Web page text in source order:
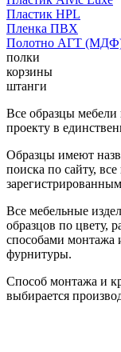
Пластик HPL
Пленка ПВХ
Полотно АГТ
полки
корзины
штанги
Все образцы
проекту в
Образцы имеют
поиска по сайту,
Все мебельные
образцов по цвету,
способами монтажа
фурнитуры.
Способ монтажа и
выбирается